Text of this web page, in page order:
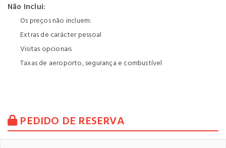
Não Inclui:
Os preços não incluem:
Extras de carácter pessoal
Visitas opcionais
Taxas de aeroporto, segurança e combustível
PEDIDO DE RESERVA